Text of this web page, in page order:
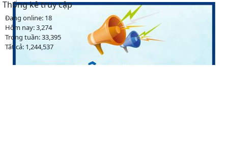
Thông báo Về việc công khai danh sách đề nghị
tặng, truy tặng “Huy chương Thanh niên xung
phong vẻ...